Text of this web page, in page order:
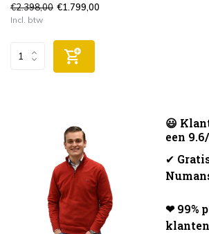
€2.398,00 €1.799,00
Incl. btw
😃
een
✔
❤ 99%